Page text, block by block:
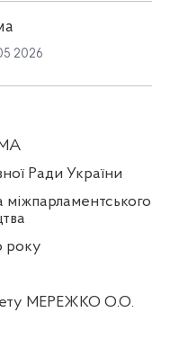
2026
Ради України
міжпарламентського
року
МЕРЕЖКО О.О.